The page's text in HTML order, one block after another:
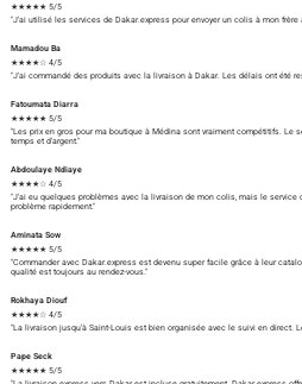
★★★★★ 5/5
"J'ai utilisé les services de Dakar.express pour envoyer un colis à mon
Mamadou Ba
★★★★☆ 4/5
"J'ai commandé des produits avec la livraison à Dakar. Les délais ont été
Fatoumata Diarra
★★★★★ 5/5
"Les prix en gros pour ma boutique à Médina sont vraiment compétitifs. Le
temps et d'argent."
Abdoulaye Ndiaye
★★★★☆ 4/5
"J'ai eu quelques problèmes avec la livraison de mon colis, mais le
problème rapidement."
Aminata Sow
★★★★★ 5/5
"Commander avec Dakar.express est devenu super facile grâce à leur
qualité est toujours au rendez-vous."
Rokhaya Diouf
★★★★☆ 4/5
"La livraison jusqu'à Saint-Louis est bien organisée avec le suivi en direct.
Pape Seck
★★★★★ 5/5